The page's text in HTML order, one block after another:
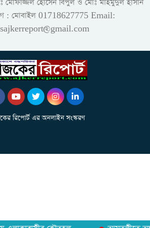
মোফাজ্জল হোসেন বিপুল ও মোঃ মাহমুদুল হাসান
: মোবাইল 01718627775 Email:
রিপোর্ট এর অনলাইন সংস্করণ